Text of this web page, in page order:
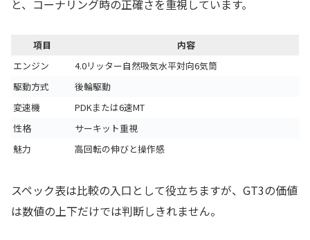
と、コーナリング時の正確さを重視しています。
項目
内容
エンジン
4.0リッター自然吸気水平対向6気筒
駆動方式
後輪駆動
変速機
PDKまたは6速MT
性格
サーキット重視
魅力
高回転の伸びと操作感
スペック表は比較の入口として役立ちますが、GT3の価値
は数値の上下だけでは判断しきれません。